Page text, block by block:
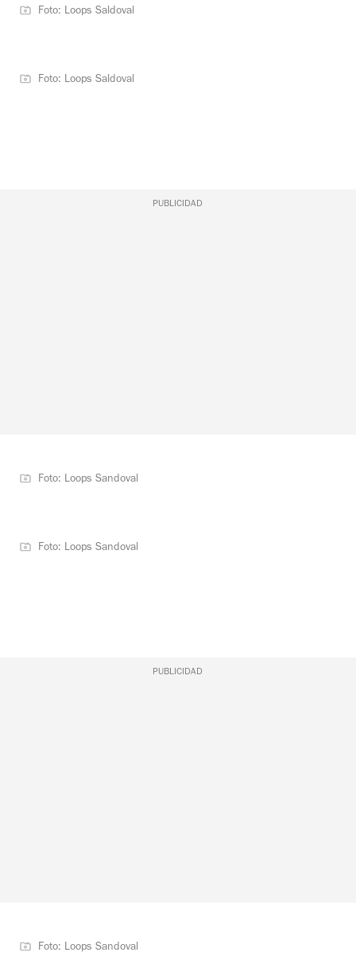
Foto: Loops Saldoval
Foto: Loops Saldoval
PUBLICIDAD
Foto: Loops Sandoval
Foto: Loops Sandoval
PUBLICIDAD
Foto: Loops Sandoval